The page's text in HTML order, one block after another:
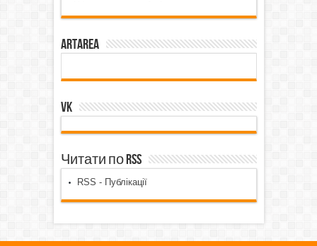
ArtArea
VK
Читати по RSS
RSS - Публікації